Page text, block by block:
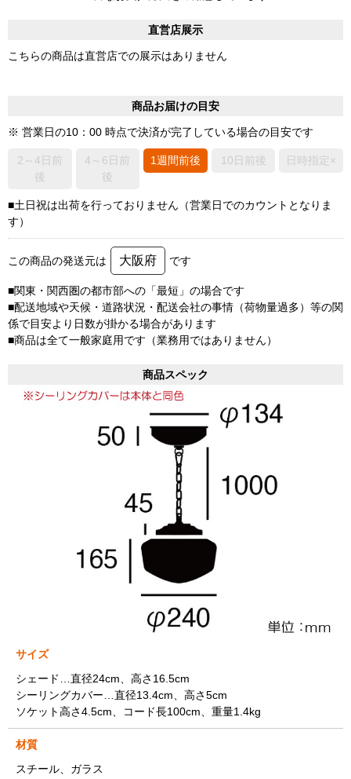
直営店展示
こちらの商品は直営店での展示はありません
商品お届けの目安
※ 営業日の10：00 時点で決済が完了している場合の目安です
2～4日前
後
4～6日前
後
1週間前後 10日前後 日時指定×
■土日祝は出荷を行っておりません（営業日でのカウントとなりま
す）
この商品の発送元は 大阪府 です
■関東・関西圏の都市部への「最短」の場合です
■配送地域や天候・道路状況・配送会社の事情（荷物量過多）等の関
係で目安より日数が掛かる場合があります
■商品は全て一般家庭用です（業務用ではありません）
商品スペック
サイズ
シェード…直径24cm、高さ16.5cm
シーリングカバー…直径13.4cm、高さ5cm
ソケット高さ4.5cm、コード長100cm、重量1.4kg
材質
スチール、ガラス